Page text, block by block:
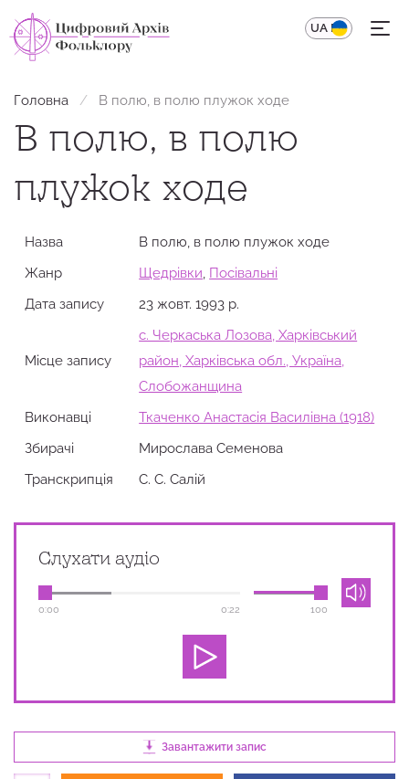
UA EN
Головна В полю, в полю плужок ходе
В полю, в полю
плужок ходе
Назва
В полю, в полю плужок ходе
Жанр
Щедрівки Посівальні
Дата запису
23 жовт. 1993 р.
Місце запису
с. Черкаська Лозова, Харківський
район, Харківська обл., Україна,
Слобожанщина
Виконавці
Ткаченко Анастасія Василівна (1918)
Збирачi
Мирослава Семенова
Транскрипція
С. С. Салій
Слухати аудіо
0:00 0:22 100
Завантажити запис